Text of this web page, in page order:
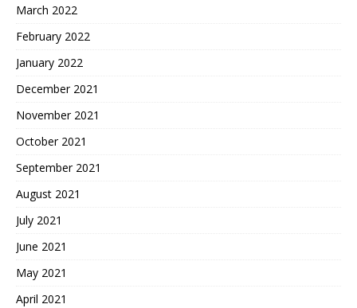
March 2022
February 2022
January 2022
December 2021
November 2021
October 2021
September 2021
August 2021
July 2021
June 2021
May 2021
April 2021